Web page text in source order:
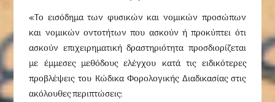
«Το εισόδημα των φυσικών και νομικών προσώπων
και νομικών οντοτήτων που ασκούν ή προκύπτει ότι
ασκούν επιχειρηματική δραστηριότητα προσδιορίζεται
με έμμεσες μεθόδους ελέγχου κατά τις ειδικότερες
προβλέψεις του Κώδικα Φορολογικής Διαδικασίας στις
ακόλουθες περιπτώσεις: